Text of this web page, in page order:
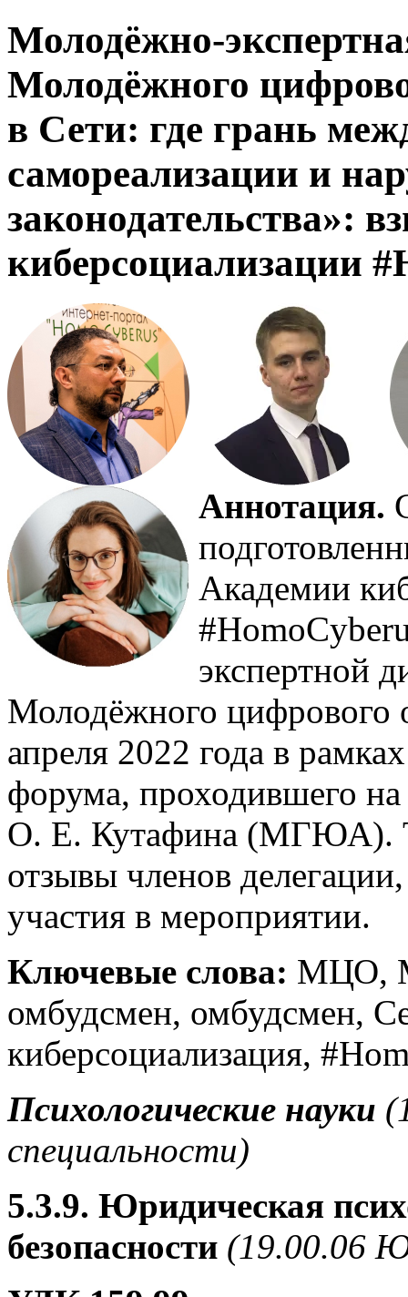
Молодёжно-
Молодёжного
в Сети: где грань
самореализации и
законодательства»:
киберсоциализации
Аннотация.
Академии
экспертной
Молодёжного цифрового
апреля 2022 года в
форума, проходившего
О. Е. Кутафина (МГЮА).
отзывы членов
участия в мероприятии.
Ключевые слова: МЦО,
омбудсмен, омбудсмен,
киберсоциализация,
Психологические науки
специальности)
5.3.9. Юридическая
безопасности (19.00.06